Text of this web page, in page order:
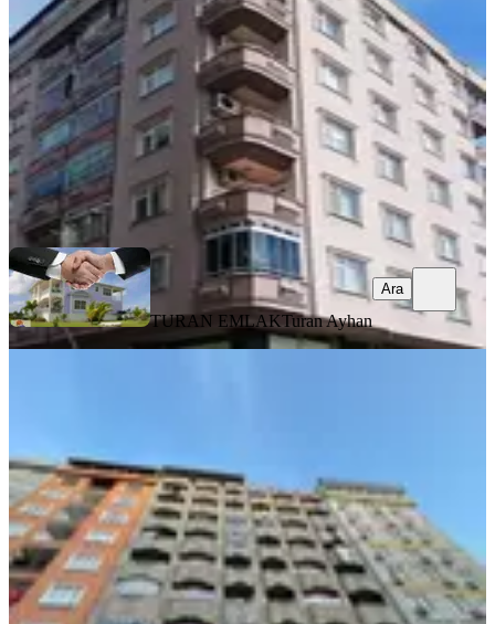
3+1· 160 m²·3. Kat· 01.08.2026
6.500.000 ₺
TURAN EMLAK Turan Ayhan
Ara
TURAN EMLAKTuran Ayhan
Ara
3+1·140 m²·4. Kat·01.08.2026
4.850.000 ₺